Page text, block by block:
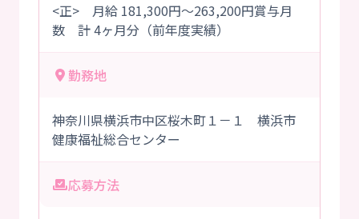
<正> 月給 181,300円～263,200円賞与月
数 計 4ヶ月分（前年度実績）
勤務地
神奈川県横浜市中区桜木町１－１ 横浜市
健康福祉総合センター
応募方法